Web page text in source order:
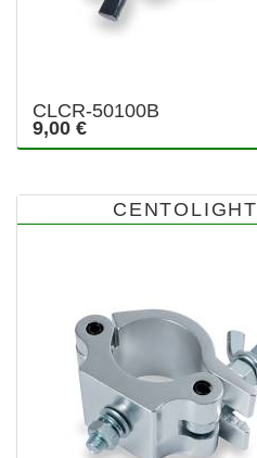
CLCR-50100B
9,00 €
CENTOLIGHT